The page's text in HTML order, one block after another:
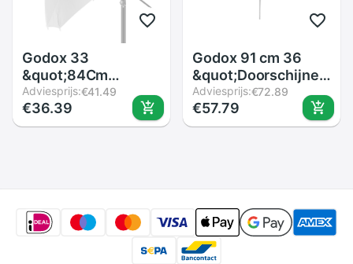
Godox 33
&quot;84Cm
40&quot; 102Cm 43
&quot;108Cm Wit
Soft Diffuser Studio
Verlichting
Adviesprijs:€41.49
€36.39
Godox 91 cm 36
&quot;Doorschijnend
Zwart Wit Paraplu
Dubbele Lagen
Reflecterende voor
Adviesprijs:€72.89
€57.79